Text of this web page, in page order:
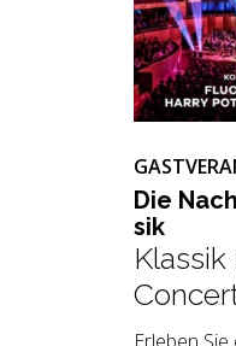
Die
sik
Klassik